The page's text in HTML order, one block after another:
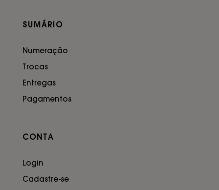
SUMÁRIO
Numeração
Trocas
Entregas
Pagamentos
CONTA
Login
Cadastre-se